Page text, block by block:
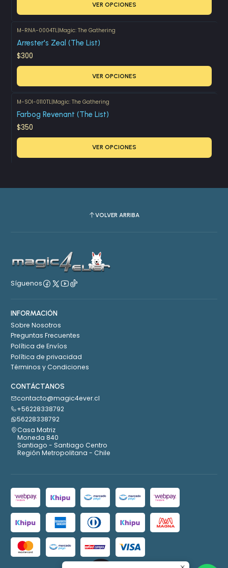
VER OPCIONES
M-RNA-0004TL|Magic: The Gathering
Arrester's Zeal (The List)
$300
VER OPCIONES
M-SOI-0110TL|Magic: The Gathering
Farbog Revenant (The List)
$350
VER OPCIONES
VOLVER ARRIBA
Síguenos
INFORMACIÓN
Sobre Nosotros
Preguntas Frecuentes
Política de Envíos
Política de privacidad
Términos y Condiciones
CONTÁCTANOS
contacto@magic4ever.cl
+56228338792
56228338792
Casa Matriz
Moneda 840
Santiago - Santiago Centro
Región Metropolitana - Chile